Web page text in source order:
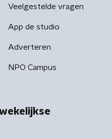
Veelgestelde vragen
App de studio
Adverteren
NPO Campus